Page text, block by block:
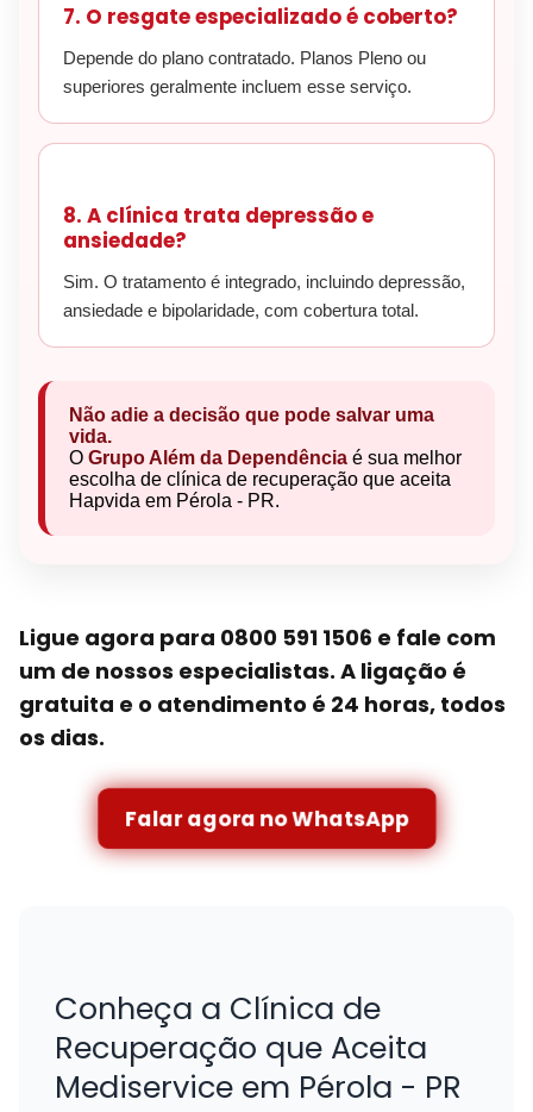
7. O resgate especializado é coberto?
Depende do plano contratado. Planos Pleno ou
superiores geralmente incluem esse serviço.
8. A clínica trata depressão e
ansiedade?
Sim. O tratamento é integrado, incluindo depressão,
ansiedade e bipolaridade, com cobertura total.
Não adie a decisão que pode salvar uma
vida.
O Grupo Além da Dependência é sua melhor
escolha de clínica de recuperação que aceita
Hapvida em Pérola - PR.
Ligue agora para 0800 591 1506 e fale com
um de nossos especialistas. A ligação é
gratuita e o atendimento é 24 horas, todos
os dias.
Falar agora no WhatsApp
Conheça a Clínica de
Recuperação que Aceita
Mediservice em Pérola - PR